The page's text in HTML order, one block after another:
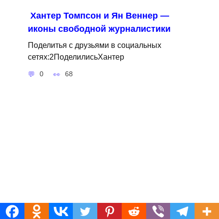
Хантер Томпсон и Ян Веннер —
иконы свободной журналистики
Поделитья с друзьями в социальных
сетях:2ПоделилисьХантер
0 68